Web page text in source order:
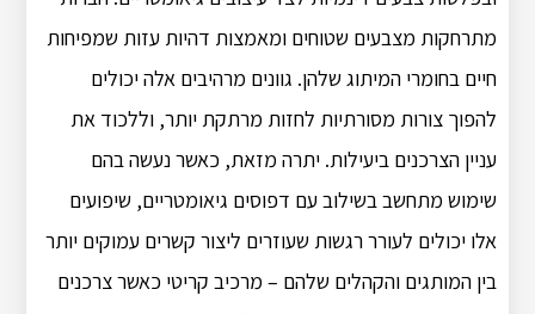
מתרחקות מצבעים שטוחים ומאמצות דהיות עזות שמפיחות
חיים בחומרי המיתוג שלהן. גוונים מרהיבים אלה יכולים
להפוך צורות מסורתיות לחזות מרתקת יותר, וללכוד את
עניין הצרכנים ביעילות. יתרה מזאת, כאשר נעשה בהם
שימוש מתחשב בשילוב עם דפוסים גיאומטריים, שיפועים
אלו יכולים לעורר רגשות שעוזרים ליצור קשרים עמוקים יותר
בין המותגים והקהלים שלהם – מרכיב קריטי כאשר צרכנים